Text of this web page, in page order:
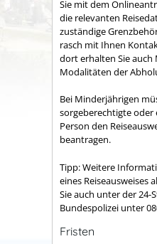
Sie mit dem
die relevanten
zuständige
rasch mit Ihnen
dort erhalten Sie
Modalitäten der
Bei Minderjährigen
sorgeberechtigte
Person den
beantragen.
Tipp: Weitere
eines Reiseausweises
Sie auch unter der
Bundespolizei unter
Fristen